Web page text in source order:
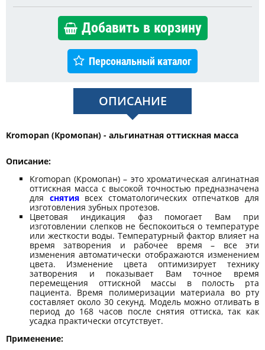
Добавить в корзину
Персональный каталог
ОПИСАНИЕ
Kromopan (Кромопан) - альгинатная оттискная масса
Описание:
Kromopan (Кромопан) – это хроматическая алгинатная
оттискная масса с высокой точностью предназначена
для снятиявсех стоматологических отпечатков для
изготовления зубных протезов.
Цветовая индикация фаз помогает Вам при
изготовлении слепков не беспокоиться о температуре
или жесткости воды. Температурный фактор влияет на
время затворения и рабочее время – все эти
изменения автоматически отображаются изменением
цвета. Изменение цвета оптимизирует технику
затворения и показывает Вам точное время
перемещения оттискной массы в полость рта
пациента. Время полимеризации материала во рту
составляет около 30 секунд. Модель можно отливать в
период до 168 часов после снятия оттиска, так как
усадка практически отсутствует.
Применение: